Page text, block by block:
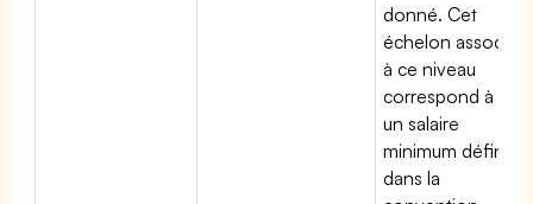
donné. Cet
échelon associé
à ce niveau
correspond à
un salaire
minimum défini
dans la